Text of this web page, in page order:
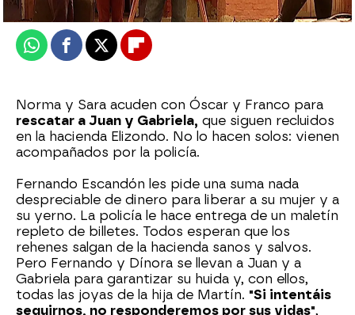
Publicado: 21 de febrero de 2026, 22:00
WhatsappFacebook
X Flipboard
Norma y Sara acuden con Óscar y Franco para
rescatar a Juan y Gabriela, que siguen recluidos
en la hacienda Elizondo. No lo hacen solos: vienen
acompañados por la policía.
Fernando Escandón les pide una suma nada
despreciable de dinero para liberar a su mujer y a
su yerno. La policía le hace entrega de un maletín
repleto de billetes. Todos esperan que los
rehenes salgan de la hacienda sanos y salvos.
Pero Fernando y Dínora se llevan a Juan y a
Gabriela para garantizar su huida y, con ellos,
todas las joyas de la hija de Martín. "Si intentáis
seguirnos, no responderemos por sus vidas",